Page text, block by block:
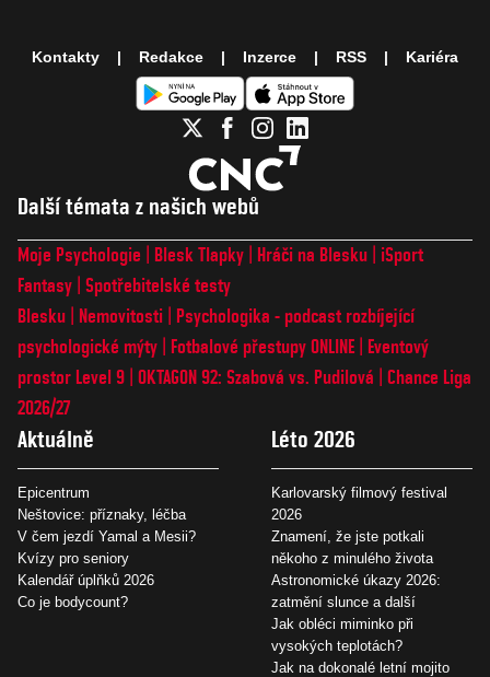
Další témata z našich webů
Moje Psychologie Blesk Tlapky Hráči na Blesku
iSport
Fantasy Spotřebitelské testy
Blesku
Nemovitosti
Psychologika - podcast rozbíjející
psychologické mýty
Fotbalové přestupy ONLINE
Eventový
prostor Level 9 OKTAGON 92: Szabová vs. Pudilová
Chance Liga
2026/27
Aktuálně
Epicentrum
Neštovice: příznaky, léčba
V čem jezdí Yamal a Mesii?
Kvízy pro seniory
Kalendář úplňků 2026
Co je bodycount?
Léto 2026
Karlovarský filmový festival
2026
Znamení, že jste potkali
někoho z minulého života
Astronomické úkazy 2026:
zatmění slunce a další
Jak obléci miminko při
vysokých teplotách?
Jak na dokonalé letní mojito
Kontakty Redakce Inzerce RSS Kariéra